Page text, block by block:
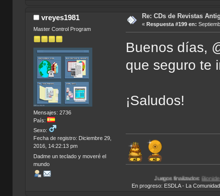
vreyes1981
Master Control Program
Mensajes: 2736
País:
Sexo:
Fecha de registro: Diciembre 29,
2016, 14:22:13 pm
Dadme un teclado y moveré el
mundo
Re: CDs de Revistas
« Respuesta #199 en:
Buenos días,
que seguro te
¡Saludos!
Bionicle Heroes|Total
En progreso: ESDLA - La